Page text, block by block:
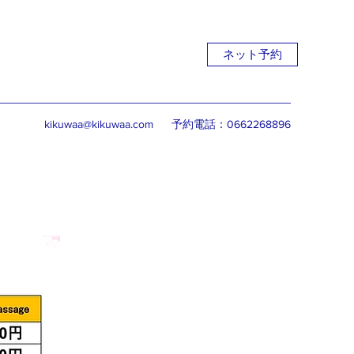
ネット予約
kikuwaa@kikuwaa.com 予約電話：0662268896